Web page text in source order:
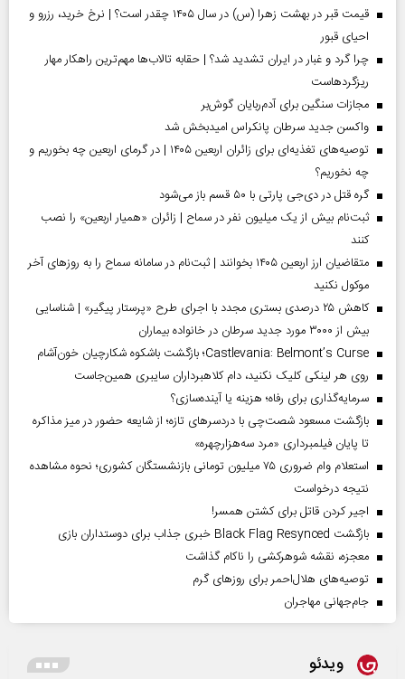
قیمت قبر در بهشت زهرا (س) در سال ۱۴۰۵ چقدر است؟ | نرخ خرید، رزرو و
احیای قبور
چرا گرد و غبار در ایران تشدید شد؟ | حقابه تالاب‌ها مهم‌ترین راهکار مهار
ریزگردهاست
مجازات سنگین برای آدم‌ربایان گوش‌بر
واکسن جدید سرطان پانکراس امیدبخش شد
توصیه‌های تغذیه‌ای برای زائران اربعین ۱۴۰۵ | در گرمای اربعین چه بخوریم و
چه نخوریم؟
گره قتل در دی‌جی پارتی با ۵۰ قسم باز می‌شود
ثبت‌نام بیش از یک میلیون نفر در سماح | زائران «همیار اربعین» را نصب
کنند
متقاضیان ارز اربعین ۱۴۰۵ بخوانند | ثبت‌نام در سامانه سماح را به روز‌های آخر
موکول نکنید
کاهش ۲۵ درصدی بستری مجدد با اجرای طرح «پرستار پیگیر» | شناسایی
بیش از ۳۰۰۰ مورد جدید سرطان در خانواده بیماران
Castlevania: Belmont’s Curse؛ بازگشت باشکوه شکارچیان خون‌آشام
روی هر لینکی کلیک نکنید، دام کلاهبرداران سایبری همین‌جاست
سرمایه‌گذاری برای رفاه؛ هزینه یا آینده‌سازی؟
بازگشت مسعود شصت‌چی با دردسر‌های تازه؛ از شایعه حضور در میز مذاکره
تا پایان فیلمبرداری «مرد سه‌هزارچهره»
استعلام وام ضروری ۷۵ میلیون تومانی بازنشستگان کشوری؛ نحوه مشاهده
نتیجه درخواست
اجیر کردن قاتل برای کشتن همسر!
بازگشت Black Flag Resynced خبری جذاب برای دوستداران بازی
معجزه، نقشه شوهرکشی را ناکام گذاشت
توصیه‌های هلال‌احمر برای روز‌های گرم
جام‌جهانی مهاجران
ویدئو